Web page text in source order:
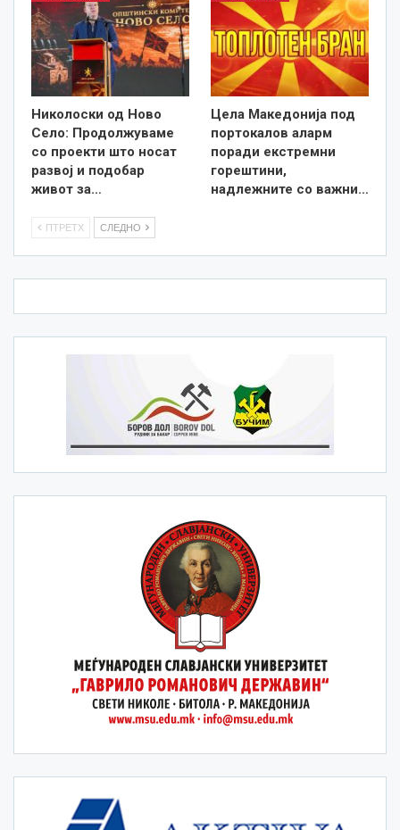
Николоски од Ново
Село: Продолжуваме
со проекти што носат
развој и подобар
живот за…
Цела Македонија под
портокалов аларм
поради екстремни
горештини,
надлежните со важни…
ПТРЕТХ СЛЕДНО